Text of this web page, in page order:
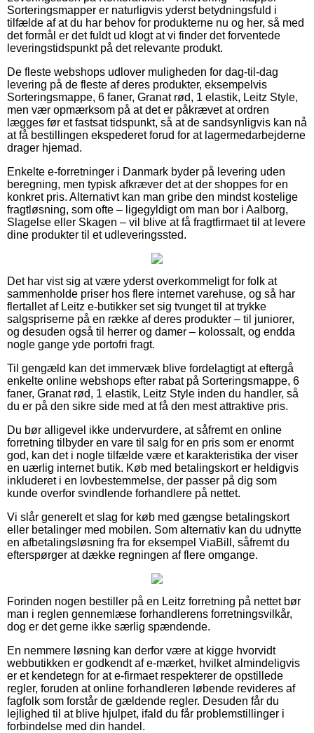
Sorteringsmapper er naturligvis yderst betydningsfuld i
tilfælde af at du har behov for produkterne nu og her, så med
det formål er det fuldt ud klogt at vi finder det forventede
leveringstidspunkt på det relevante produkt.
De fleste webshops udlover muligheden for dag-til-dag
levering på de fleste af deres produkter, eksempelvis
Sorteringsmappe, 6 faner, Granat rød, 1 elastik, Leitz Style,
men vær opmærksom på at det er påkrævet at ordren
lægges før et fastsat tidspunkt, så at de sandsynligvis kan nå
at få bestillingen ekspederet forud for at lagermedarbejderne
drager hjemad.
Enkelte e-forretninger i Danmark byder på levering uden
beregning, men typisk afkræver det at der shoppes for en
konkret pris. Alternativt kan man gribe den mindst kostelige
fragtløsning, som ofte – ligegyldigt om man bor i Aalborg,
Slagelse eller Skagen – vil blive at få fragtfirmaet til at levere
dine produkter til et udleveringssted.
Det har vist sig at være yderst overkommeligt for folk at
sammenholde priser hos flere internet varehuse, og så har
flertallet af Leitz e-butikker set sig tvunget til at trykke
salgspriserne på en række af deres produkter – til juniorer,
og desuden også til herrer og damer – kolossalt, og endda
nogle gange yde portofri fragt.
Til gengæld kan det immervæk blive fordelagtigt at eftergå
enkelte online webshops efter rabat på Sorteringsmappe, 6
faner, Granat rød, 1 elastik, Leitz Style inden du handler, så
du er på den sikre side med at få den mest attraktive pris.
Du bør alligevel ikke undervurdere, at såfremt en online
forretning tilbyder en vare til salg for en pris som er enormt
god, kan det i nogle tilfælde være et karakteristika der viser
en uærlig internet butik. Køb med betalingskort er heldigvis
inkluderet i en lovbestemmelse, der passer på dig som
kunde overfor svindlende forhandlere på nettet.
Vi slår generelt et slag for køb med gængse betalingskort
eller betalinger med mobilen. Som alternativ kan du udnytte
en afbetalingsløsning fra for eksempel ViaBill, såfremt du
efterspørger at dække regningen af flere omgange.
Forinden nogen bestiller på en Leitz forretning på nettet bør
man i reglen gennemlæse forhandlerens forretningsvilkår,
dog er det gerne ikke særlig spændende.
En nemmere løsning kan derfor være at kigge hvorvidt
webbutikken er godkendt af e-mærket, hvilket almindeligvis
er et kendetegn for at e-firmaet respekterer de opstillede
regler, foruden at online forhandleren løbende revideres af
fagfolk som forstår de gældende regler. Desuden får du
lejlighed til at blive hjulpet, ifald du får problemstillinger i
forbindelse med din handel.